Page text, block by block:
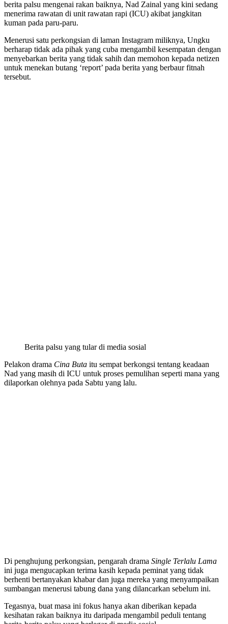
berita palsu mengenai rakan baiknya, Nad Zainal yang kini sedang
menerima rawatan di unit rawatan rapi (ICU) akibat jangkitan
kuman pada paru-paru.
Menerusi satu perkongsian di laman Instagram miliknya, Ungku
berharap tidak ada pihak yang cuba mengambil kesempatan dengan
menyebarkan berita yang tidak sahih dan memohon kepada netizen
untuk menekan butang ‘report’ pada berita yang berbaur fitnah
tersebut.
Berita palsu yang tular di media sosial
Pelakon drama Cina Buta itu sempat berkongsi tentang keadaan
Nad yang masih di ICU untuk proses pemulihan seperti mana yang
dilaporkan olehnya pada Sabtu yang lalu.
Di penghujung perkongsian, pengarah drama Single Terlalu Lama
ini juga mengucapkan terima kasih kepada peminat yang tidak
berhenti bertanyakan khabar dan juga mereka yang menyampaikan
sumbangan menerusi tabung dana yang dilancarkan sebelum ini.
Tegasnya, buat masa ini fokus hanya akan diberikan kepada
kesihatan rakan baiknya itu daripada mengambil peduli tentang